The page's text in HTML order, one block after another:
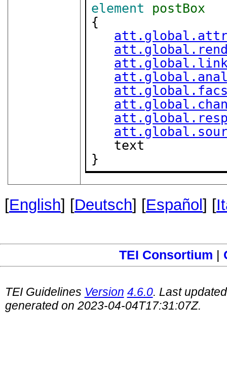
element
postBox
{
}
[English] [Deutsch] [Español ] [
TEI Consortium |
TEI Guidelines Version 4.6.0. Last
generated on 2023-04-04T17:31:07Z.